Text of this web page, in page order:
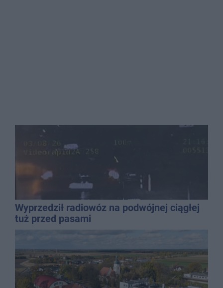
Wyprzedził radiowóz na podwójnej ciągłej
tuż przed pasami